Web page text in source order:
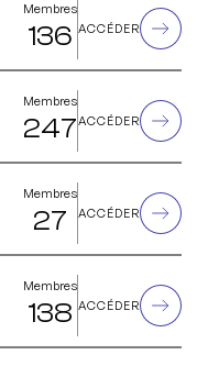
Membres
136 ACCÉDER
Membres
247ACCÉDER
Membres
27 ACCÉDER
Membres
138 ACCÉDER